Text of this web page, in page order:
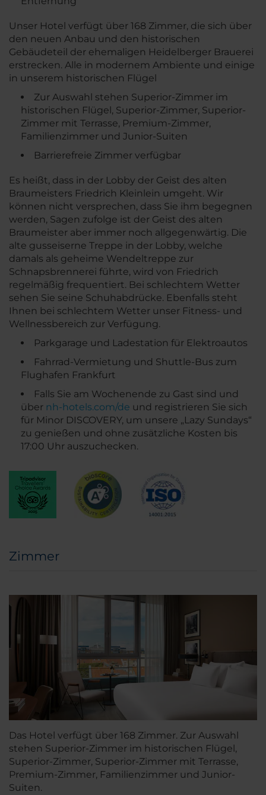
Unser Hotel verfügt über 168 Zimmer, die sich über
den neuen Anbau und den historischen
Gebäudeteil der ehemaligen Heidelberger Brauerei
erstrecken. Alle in modernem Ambiente und einige
in unserem historischen Flügel
Zur Auswahl stehen Superior-Zimmer im
historischen Flügel, Superior-Zimmer, Superior-
Zimmer mit Terrasse, Premium-Zimmer,
Familienzimmer und Junior-Suiten
Barrierefreie Zimmer verfügbar
Es heißt, dass in der Lobby der Geist des alten
Braumeisters Friedrich Kleinlein umgeht. Wir
können nicht versprechen, dass Sie ihm begegnen
werden, Sagen zufolge ist der Geist des alten
Braumeister aber immer noch allgegenwärtig. Die
alte gusseiserne Treppe in der Lobby, welche
damals als geheime Wendeltreppe zur
Schnapsbrennerei führte, wird von Friedrich
regelmäßig frequentiert. Bei schlechtem Wetter
sehen Sie seine Schuhabdrücke. Ebenfalls steht
Ihnen bei schlechtem Wetter unser Fitness- und
Wellnessbereich zur Verfügung.
Parkgarage und Ladestation für Elektroautos
Fahrrad-Vermietung und Shuttle-Bus zum
Flughafen Frankfurt
Falls Sie am Wochenende zu Gast sind und
über nh-hotels.com/de und registrieren Sie sich
für Minor DISCOVERY, um unsere „Lazy Sundays“
zu genießen und ohne zusätzliche Kosten bis
17:00 Uhr auszuchecken.
Zimmer
Das Hotel verfügt über 168 Zimmer. Zur Auswahl
stehen Superior-Zimmer im historischen Flügel,
Superior-Zimmer, Superior-Zimmer mit Terrasse,
Premium-Zimmer, Familienzimmer und Junior-
Suiten.